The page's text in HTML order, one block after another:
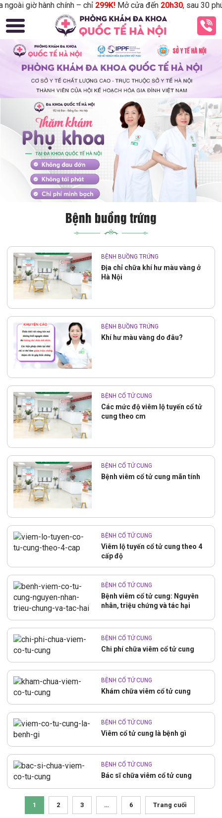
giờ hành chính – chỉ299K!Mở cửa đến20h30, sau 30 phút
Bệnh buồng trứng
BỆNH BUỒNG TRỨNG
Địa chỉ chữa khí hư màu vàng ở
Hà Nội
BỆNH BUỒNG TRỨNG
Khí hư màu vàng do đâu?
BỆNH CỔ TỬ CUNG
Các mức độ viêm lộ tuyến cổ tử
cung theo cm
BỆNH CỔ TỬ CUNG
Bệnh viêm cổ tử cung mãn tính
BỆNH CỔ TỬ CUNG
Viêm lộ tuyến cổ tử cung theo 4
cấp độ
BỆNH CỔ TỬ CUNG
Bệnh viêm cổ tử cung: Nguyên
nhân, triệu chứng và tác hại
BỆNH CỔ TỬ CUNG
Chi phí chữa viêm cổ tử cung
BỆNH CỔ TỬ CUNG
Khám chữa viêm cổ tử cung
BỆNH CỔ TỬ CUNG
Viêm cổ tử cung là bệnh gì
BỆNH CỔ TỬ CUNG
Bác sĩ chữa viêm cổ tử cung
1 2 3 … 6 Trang cuối